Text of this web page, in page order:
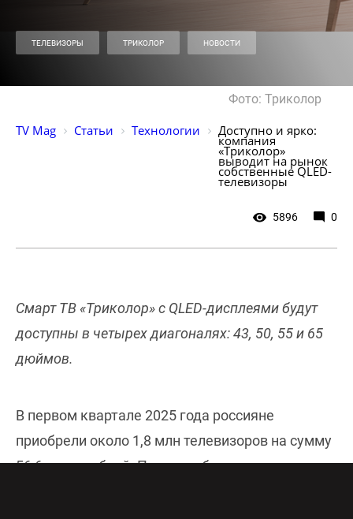
ТЕЛЕВИЗОРЫ ТРИКОЛОР НОВОСТИ
Фото: Триколор
TV Mag Статьи Технологии Доступно и ярко:
компания
«Триколор»
выводит на рынок
собственные QLED-
телевизоры
5896 0
Смарт ТВ «Триколор» с QLED-дисплеями будут
доступны в четырех диагоналях: 43, 50, 55 и 65
дюймов.
В первом квартале 2025 года россияне
приобрели около 1,8 млн телевизоров на сумму
56,6 млрд рублей. При этом был отмечен